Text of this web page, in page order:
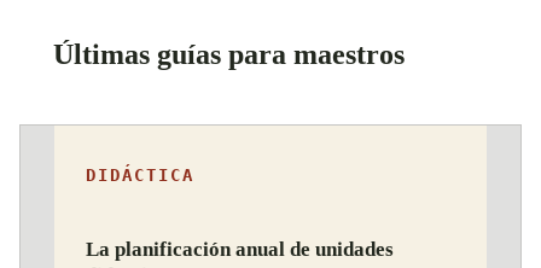
Últimas guías para maestros
DIDÁCTICA
La planificación anual de unidades